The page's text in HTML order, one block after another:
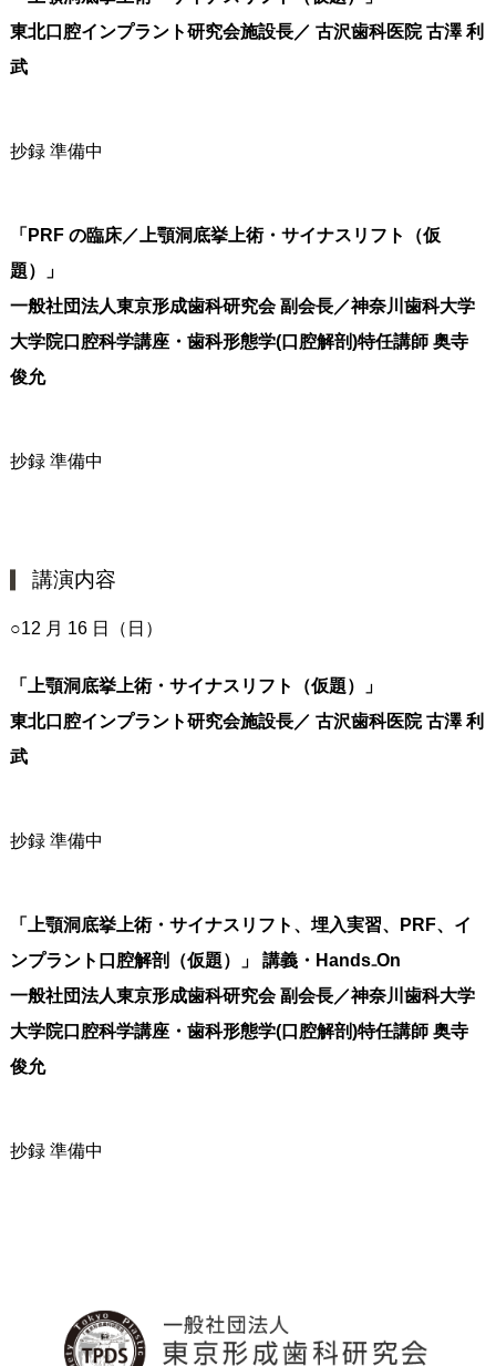
東北口腔インプラント研究会施設長／ 古沢歯科医院 古澤 利
武
抄録 準備中
「PRF の臨床／上顎洞底挙上術・サイナスリフト（仮
題）」
一般社団法人東京形成歯科研究会 副会長／神奈川歯科大学
大学院口腔科学講座・歯科形態学(口腔解剖)特任講師 奥寺
俊允
抄録 準備中
講演内容
○12 月 16 日（日）
「上顎洞底挙上術・サイナスリフト（仮題）」
東北口腔インプラント研究会施設長／ 古沢歯科医院 古澤 利
武
抄録 準備中
「上顎洞底挙上術・サイナスリフト、埋入実習、PRF、イ
ンプラント口腔解剖（仮題）」 講義・Hands₋On
一般社団法人東京形成歯科研究会 副会長／神奈川歯科大学
大学院口腔科学講座・歯科形態学(口腔解剖)特任講師 奥寺
俊允
抄録 準備中